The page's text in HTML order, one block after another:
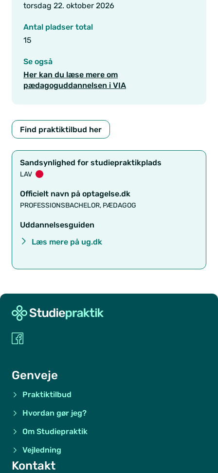
torsdag 22. oktober 2026
Antal pladser total
15
Se også
Her kan du læse mere om
pædagoguddannelsen i VIA
Find praktiktilbud her
Sandsynlighed for studiepraktikplads
LAV
Officielt navn på optagelse.dk
PROFESSIONSBACHELOR, PÆDAGOG
Uddannelsesguiden
Læs mere på ug.dk
Genveje
Praktiktilbud
Hvordan gør jeg?
Om Studiepraktik
Vejledning
Kontakt